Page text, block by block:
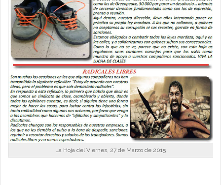
La Hoja del Viernes, 27 de Marzo de 2015